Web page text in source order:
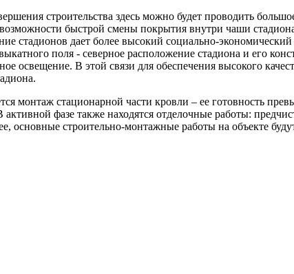
строительства здесь можно будет проводить
быстрой смены покрытия внутри чаши
стадионов дает более высокий социально-
поля - северное расположение стадиона и его
освещение. В этой связи для обеспечения высокого
монтаж стационарной части кровли – ее готовность
фазе также находятся отделочные работы:
строительно-монтажные работы на объекте